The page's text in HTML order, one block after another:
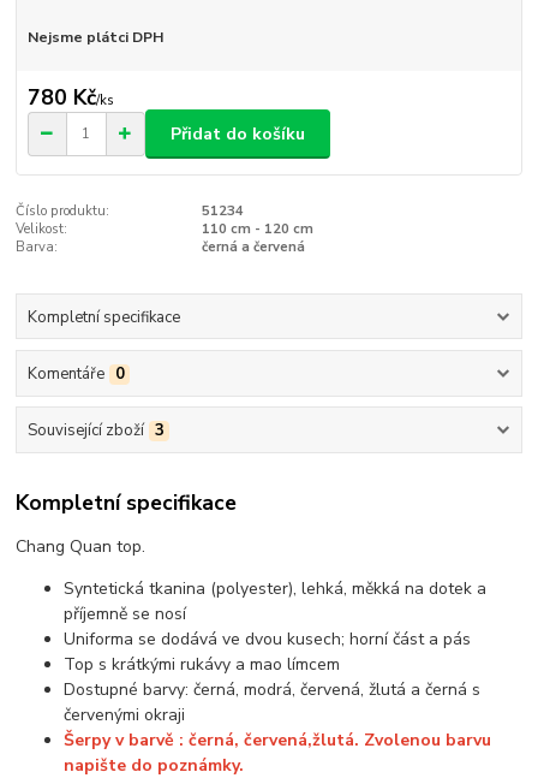
Nejsme plátci DPH
780 Kč/ks
Přidat do košíku
Číslo produktu:
51234
Velikost:
110 cm - 120 cm
Barva:
černá a červená
Kompletní specifikace
Komentáře 0
Související zboží 3
Kompletní specifikace
Chang Quan top.
Syntetická tkanina (polyester), lehká, měkká na dotek a
příjemně se nosí
Uniforma se dodává ve dvou kusech; horní část a pás
Top s krátkými rukávy a mao límcem
Dostupné barvy: černá, modrá, červená, žlutá a černá s
červenými okraji
Šerpy v barvě : černá, červená,žlutá. Zvolenou barvu
napište do poznámky.